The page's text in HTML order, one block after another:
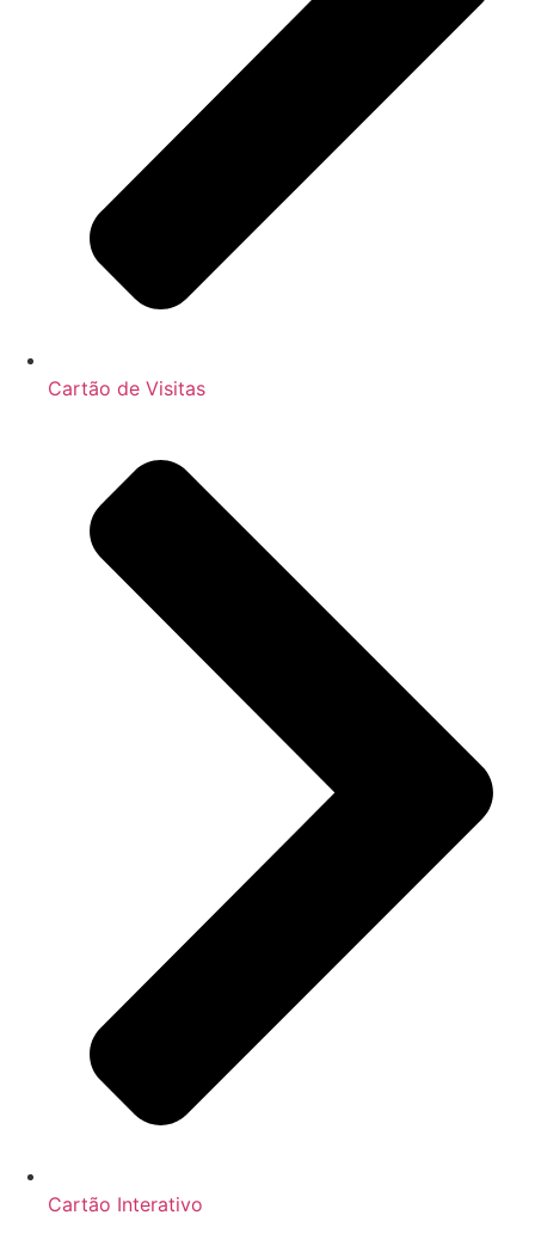
Cartão de Visitas
Cartão Interativo